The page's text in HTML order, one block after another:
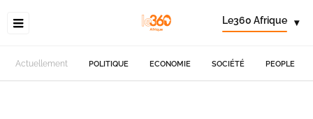
Le360 Afrique ▾
Actuellement POLITIQUE ECONOMIE SOCIÉTÉ PEOPLE